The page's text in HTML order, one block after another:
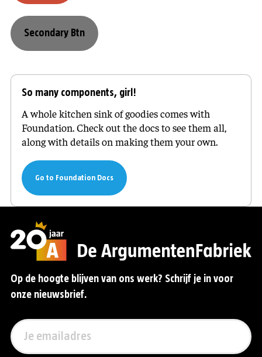
Secondary Btn
So many components, girl!
A whole kitchen sink of goodies comes with
Foundation. Check out the docs to see them all,
along with details on making them your own.
Go to Foundation Docs
Op de hoogte blijven van ons werk? Schrijf je in voor
onze nieuwsbrief.